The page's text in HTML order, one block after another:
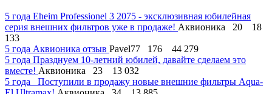
5 года Eheim Professionel 3 2075 - эксклюзивная юбилейная
серия внешних фильтров уже в продаже! Аквионика 20
18
133
5 года Аквионика отзыв Pavel77 176
44 279
5 года Празднуем 10-летний юбилей, давайте сделаем это
вместе! Аквионика 23
13 032
5 года
Поступили в продажу новые внешние фильтры Aqua-